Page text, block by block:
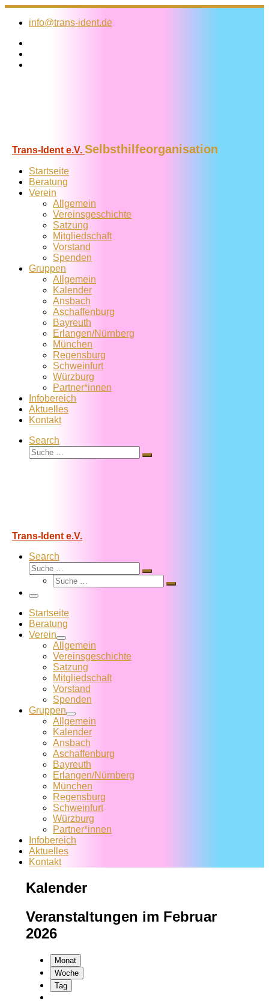
Zum
Inhalt
info@trans-ident.de
Trans-Ident e.V. Selbsthilfeorganisation
Startseite
Beratung
Verein
Allgemein
Vereins­geschichte
Satzung
Mitglied­schaft
Vorstand
Spenden
Gruppen
Allgemein
Kalender
Ansbach
Aschaffenburg
Bayreuth
Erlangen/Nürnberg
München
Regensburg
Schweinfurt
Würzburg
Partner*innen
Infobereich
Aktuelles
Kontakt
Search
Suche
Suche
Trans-Ident e.V.
Search
Suche
Suche
Suche
Suche
Menü
Startseite
Beratung
Verein
Allgemein
Vereins­geschichte
Satzung
Mitglied­schaft
Vorstand
Spenden
Gruppen
Allgemein
Kalender
Ansbach
Aschaffenburg
Bayreuth
Erlangen/Nürnberg
München
Regensburg
Schweinfurt
Würzburg
Partner*innen
Infobereich
Aktuelles
Kontakt
Kalender
Veranstaltungen im Februar
2026
Monat
Woche
Tag